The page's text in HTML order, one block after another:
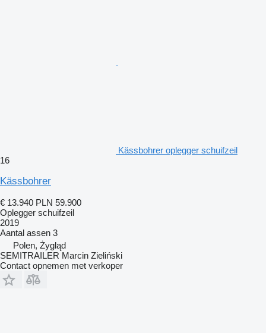
Kässbohrer oplegger schuifzeil
16
Kässbohrer
€ 13.940 PLN 59.900
Oplegger schuifzeil
2019
Aantal assen 3
Polen, Żygląd
SEMITRAILER Marcin Zieliński
Contact opnemen met verkoper